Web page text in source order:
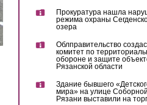
Прокуратура нашла
режима охраны
озера
Облправительство
комитет по
обороне и защите
Рязанской области
Здание бывшего
мира» на улице
Рязани выставили на